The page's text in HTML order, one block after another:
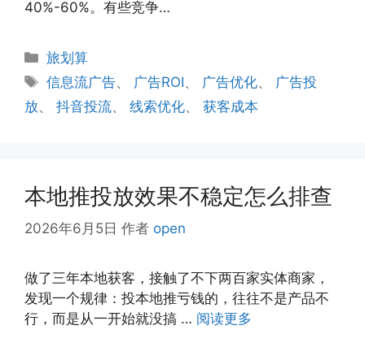
40%-60%。有些竞争…
分
类
旅划算
标
签
信息流广告、 广告ROI、 广告优化、 广告投
放、 抖音投流、 线索优化、 获客成本
本地推投放效果不稳定怎么排查
2026年6月5日 作者 open
做了三年本地获客，接触了不下两百家实体商家，
发现一个规律：投本地推亏钱的，往往不是产品不
行，而是从一开始就没搞 … 阅读更多